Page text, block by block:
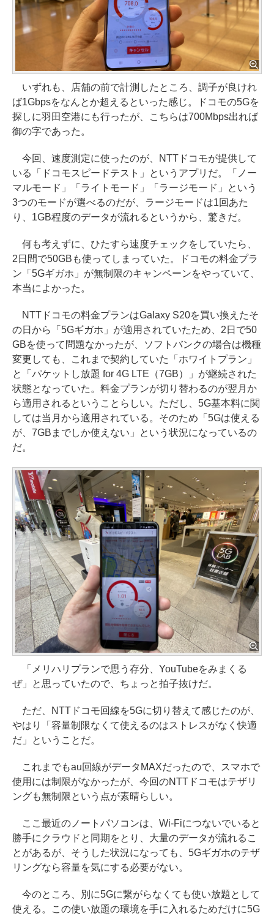
いずれも、店舗の前で計測したところ、調子が良けれ
ば1Gbpsをなんとか超えるといった感じ。ドコモの5Gを
探しに羽田空港にも行ったが、こちらは700Mbps出れば
御の字であった。
今回、速度測定に使ったのが、NTTドコモが提供して
いる「ドコモスピードテスト」というアプリだ。「ノー
マルモード」「ライトモード」「ラージモード」という
3つのモードが選べるのだが、ラージモードは1回あた
り、1GB程度のデータが流れるというから、驚きだ。
何も考えずに、ひたすら速度チェックをしていたら、
2日間で50GBも使ってしまっていた。ドコモの料金プラ
ン「5Gギガホ」が無制限のキャンペーンをやっていて、
本当によかった。
NTTドコモの料金プランはGalaxy S20を買い換えたそ
の日から「5Gギガホ」が適用されていたため、2日で50
GBを使って問題なかったが、ソフトバンクの場合は機種
変更しても、これまで契約していた「ホワイトプラン」
と「パケットし放題 for 4G LTE（7GB）」が継続された
状態となっていた。料金プランが切り替わるのが翌月か
ら適用されるということらしい。ただし、5G基本料に関
しては当月から適用されている。そのため「5Gは使える
が、7GBまでしか使えない」という状況になっているの
だ。
「メリハリプランで思う存分、YouTubeをみまくる
ぜ」と思っていたので、ちょっと拍子抜けだ。
ただ、NTTドコモ回線を5Gに切り替えて感じたのが、
やはり「容量制限なくて使えるのはストレスがなく快適
だ」ということだ。
これまでもau回線がデータMAXだったので、スマホで
使用には制限がなかったが、今回のNTTドコモはテザリ
ングも無制限という点が素晴らしい。
ここ最近のノートパソコンは、Wi-Fiにつないでいると
勝手にクラウドと同期をとり、大量のデータが流れるこ
とがあるが、そうした状況になっても、5Gギガホのテザ
リングなら容量を気にする必要がない。
今のところ、別に5Gに繋がらなくても使い放題として
使える。この使い放題の環境を手に入れるためだけに5G